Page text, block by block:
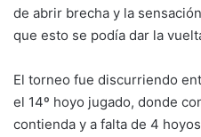
de abrir brecha y la
que esto se podía dar la
El torneo fue discurriendo
el 14º hoyo jugado, donde
contienda y a falta de 4